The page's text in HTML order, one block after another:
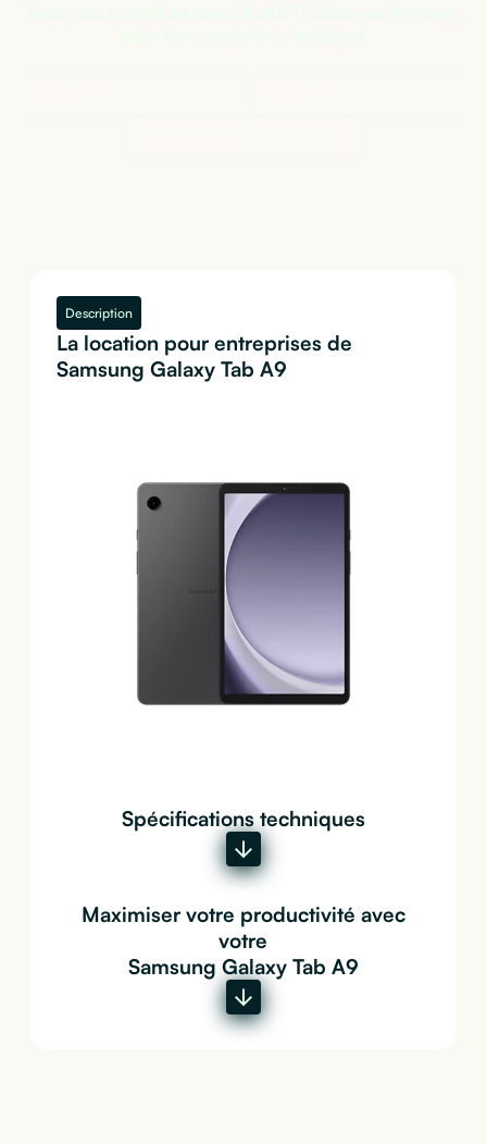
Description
La location pour entreprises de
Samsung Galaxy Tab A9
Spécifications techniques
Maximiser votre productivité avec
votre
Samsung Galaxy Tab A9